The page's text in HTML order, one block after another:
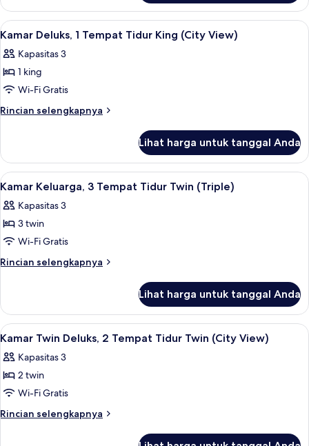
Deluxe
Twin
Room
Lihat
semua
foto
untuk
Kamar
Deluks,
Tidur
King
(City
View)
Kamar Deluks, 1 Tempat Tidur King
3
Kamar Deluks, 1 Tempat Tidur King (City View)
Kapasitas 3
1 king
Wi-Fi Gratis
Rincian selengkapnya
Rincian
Kamar
Deluks,
1
Tidur
King
View)
Lihat harga untuk tanggal Anda
Lihat
semua
foto
untuk
Kamar
Keluarga,
Tidur
Twin
(Triple)
Kamar Keluarga, 3 Tempat Tidur
3
Kamar Keluarga, 3 Tempat Tidur Twin (Triple)
Kapasitas 3
3 twin
Wi-Fi Gratis
Rincian selengkapnya
Rincian
Kamar
Keluarga,
3
Tidur
Twin
Lihat harga untuk tanggal Anda
Lihat
semua
foto
untuk
Kamar
Twin
Minibar, brankas, meja kerja, dan
1
Kamar Twin Deluks, 2 Tempat Tidur Twin (City View)
Kapasitas 3
2 twin
Wi-Fi Gratis
Rincian selengkapnya
Rincian